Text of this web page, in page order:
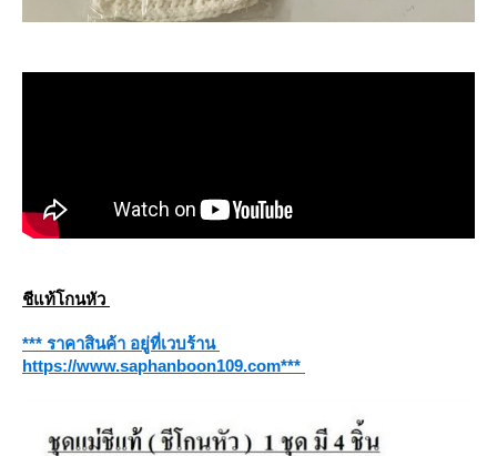
ชีแท้โกนหัว
*** ราคาสินค้า อยู่ที่เวบร้าน
https://www.saphanboon109.com***